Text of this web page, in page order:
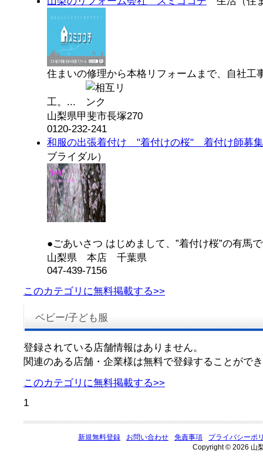
住まいの修理から本格リフォームまで、自社工
工。...
山梨県甲斐市長塚270
0120-232-241
和服の出張着付け "着付けの桜" 着付け師募
ブライダル）
●ごあいさつ はじめまして、”着付け桜”の有
山梨県 本店 千葉県
047-439-7156
このカテゴリに無料掲載する>>
ベビー/子ども服
登録されている店舗情報はありません。
関連のある店舗・企業様は無料で登録することがで
このカテゴリに無料掲載する>>
1
新規無料登録 お問い合わせ 免責事項
プライバシーポ
Copyright © 2026 山